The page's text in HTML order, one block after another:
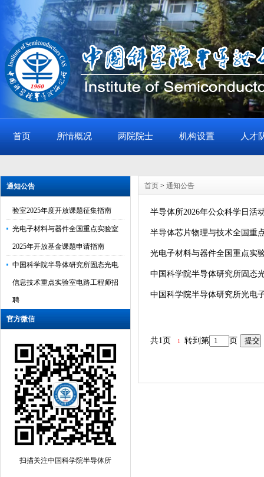
首页 所情概况 两院院士 机构设置 人才
通知公告
半导体芯片物理与技术全国重点实
验室2025年度开放课题征集指南
光电子材料与器件全国重点实验室
2025年开放基金课题申请指南
中国科学院半导体研究所固态光电
信息技术重点实验室电路工程师招
聘
中国科学院半导体研究所光电子材
料与器件实验室科研助理招聘启事
半导体所2026年公众科学日活动通
知
半导体芯片物理与技术全国重点实
验室2025年度开放课题征集指南
光电子材料与器件全国重点实验室
2025年开放基金课题申请指南
中国科学院半导体研究所固态光电
官方微信
扫描关注中国科学院半导体所
首页 > 通知公告
半导体所2026年公众科学日活
半导体芯片物理与技术全国重
光电子材料与器件全国重点实
中国科学院半导体研究所固态
中国科学院半导体研究所光电
共1页 1 转到第 页